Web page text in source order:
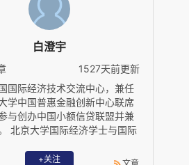
白澄宇
1527天前更新
国际经济技术交流中心，兼任
学中国普惠金融创新中心联席
与创办中国小额信贷联盟并兼
北京大学国际经济学士与国际
管理工作，在这些领域具有丰
+关注